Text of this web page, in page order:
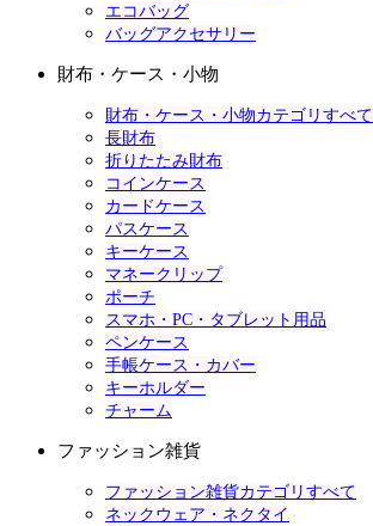
エコバッグ
バッグアクセサリー
財布・ケース・小物
財布・ケース・小物カテゴリすべて
長財布
折りたたみ財布
コインケース
カードケース
パスケース
キーケース
マネークリップ
ポーチ
スマホ・PC・タブレット用品
ペンケース
手帳ケース・カバー
キーホルダー
チャーム
ファッション雑貨
ファッション雑貨カテゴリすべて
ネックウェア・ネクタイ